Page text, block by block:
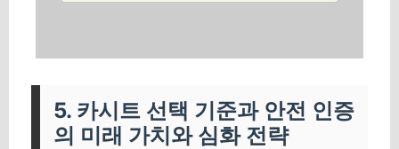
5. 카시트 선택 기준과 안전 인증
의 미래 가치와 심화 전략